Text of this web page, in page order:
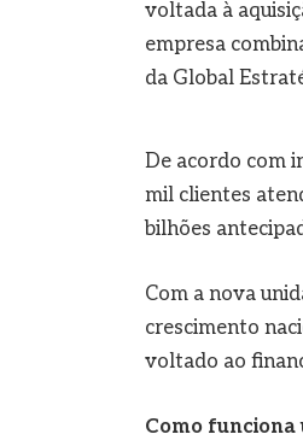
voltada à
empresa
da Global
De acordo com
mil clientes
bilhões
Com a nova
crescimento
voltado ao
Como funciona